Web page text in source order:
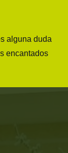
alguna duda
encantados